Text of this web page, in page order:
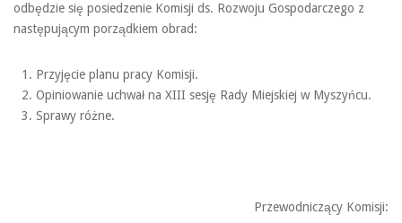
odbędzie się posiedzenie Komisji ds. Rozwoju Gospodarczego z
następującym porządkiem obrad:
Przyjęcie planu pracy Komisji.
Opiniowanie uchwał na XIII sesję Rady Miejskiej w Myszyńcu.
Sprawy różne.
Przewodniczący Komisji: